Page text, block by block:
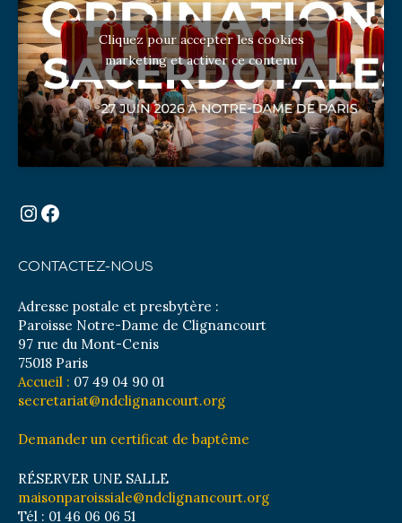
Cliquez pour accepter les cookies
marketing et activer ce contenu
Instagram
Facebook
CONTACTEZ-NOUS
Adresse postale et presbytère :
Paroisse Notre-Dame de Clignancourt
97 rue du Mont-Cenis
75018 Paris
Accueil : 07 49 04 90 01
secretariat@ndclignancourt.org
Demander un certificat de baptême
RÉSERVER UNE SALLE
maisonparoissiale@ndclignancourt.org
Tél : 01 46 06 06 51